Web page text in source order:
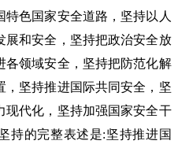
色国家安全道路，坚持以人
展和安全，坚持把政治安全放
各领域安全，坚持把防范化解
，坚持推进国际共同安全，坚
现代化，坚持加强国家安全干
持的完整表述是:坚持推进国